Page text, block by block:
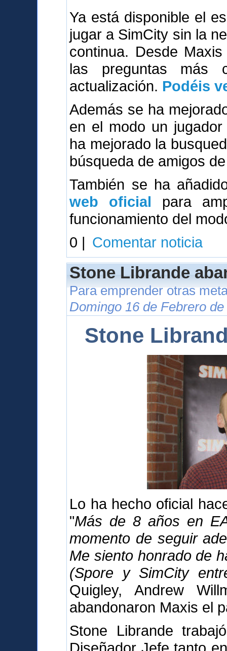
Ya está disponible el
jugar a SimCity sin la
continua. Desde
las preguntas más
actualización. Podéis
Además se ha
en el modo un
ha mejorado la
búsqueda de amigos
También se ha
web oficial para
funcionamiento del
0 | Comentar noticia
Stone Librande
Para emprender otras
Domingo 16 de Febrero
Stone
Lo ha hecho oficial
"Más de 8 años en
momento de seguir
Me siento honrado de
(Spore y SimCity
Quigley, Andrew
abandonaron Maxis el
Stone Librande